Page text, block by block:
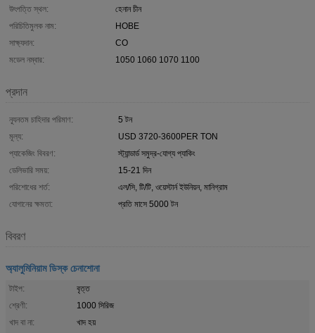
উৎপত্তি স্থল:
হেনান চীন
পরিচিতিমুলক নাম:
HOBE
সাক্ষ্যদান:
CO
মডেল নম্বার:
1050 1060 1070 1100
প্রদান
ন্যূনতম চাহিদার পরিমাণ:
5 টন
মূল্য:
USD 3720-3600PER TON
প্যাকেজিং বিবরণ:
স্ট্যান্ডার্ড সমুদ্র-যোগ্য প্যাকিং
ডেলিভারি সময়:
15-21 দিন
পরিশোধের শর্ত:
এল/সি, টি/টি, ওয়েস্টার্ন ইউনিয়ন, মানিগ্রাম
যোগানের ক্ষমতা:
প্রতি মাসে 5000 টন
বিবরণ
অ্যালুমিনিয়াম ডিস্ক চেনাশোনা
টাইপ:
বৃত্ত
শ্রেণী:
1000 সিরিজ
খাদ বা না:
খাদ হয়